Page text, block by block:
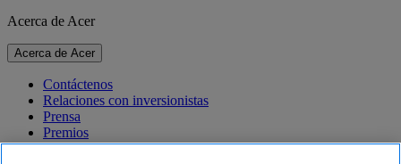
Acerca de Acer
Acerca de Acer
Contáctenos
Relaciones con inversionistas
Prensa
Premios
Eventos